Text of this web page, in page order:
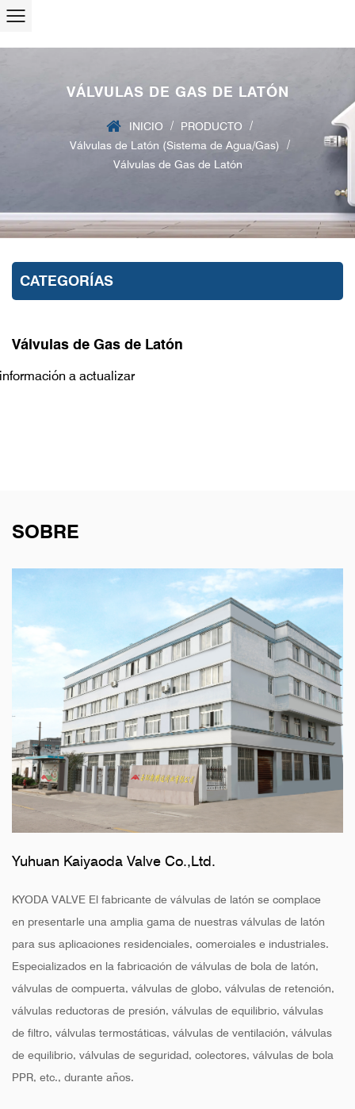
VÁLVULAS DE GAS DE LATÓN
INICIO / PRODUCTO
/
Válvulas de Latón (Sistema de Agua/Gas)
/
Válvulas de Gas de Latón
CATEGORÍAS
Válvulas de Gas de Latón
información a actualizar
SOBRE
Yuhuan Kaiyaoda Valve Co.,Ltd.
KYODA VALVE El fabricante de válvulas de latón se complace
en presentarle una amplia gama de nuestras válvulas de latón
para sus aplicaciones residenciales, comerciales e industriales.
Especializados en la fabricación de válvulas de bola de latón,
válvulas de compuerta, válvulas de globo, válvulas de retención,
válvulas reductoras de presión, válvulas de equilibrio, válvulas
de filtro, válvulas termostáticas, válvulas de ventilación, válvulas
de equilibrio, válvulas de seguridad, colectores, válvulas de bola
PPR, etc., durante años.